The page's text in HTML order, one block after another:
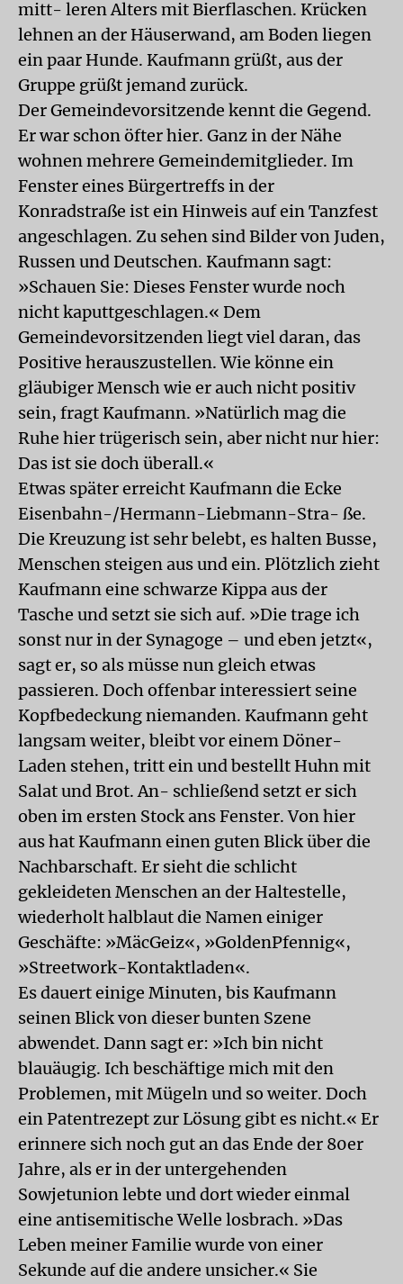
mitt- leren Alters mit Bierflaschen. Krücken
lehnen an der Häuserwand, am Boden liegen
ein paar Hunde. Kaufmann grüßt, aus der
Gruppe grüßt jemand zurück.
Der Gemeindevorsitzende kennt die Gegend.
Er war schon öfter hier. Ganz in der Nähe
wohnen mehrere Gemeindemitglieder. Im
Fenster eines Bürgertreffs in der
Konradstraße ist ein Hinweis auf ein Tanzfest
angeschlagen. Zu sehen sind Bilder von Juden,
Russen und Deutschen. Kaufmann sagt:
»Schauen Sie: Dieses Fenster wurde noch
nicht kaputtgeschlagen.« Dem
Gemeindevorsitzenden liegt viel daran, das
Positive herauszustellen. Wie könne ein
gläubiger Mensch wie er auch nicht positiv
sein, fragt Kaufmann. »Natürlich mag die
Ruhe hier trügerisch sein, aber nicht nur hier:
Das ist sie doch überall.«
Etwas später erreicht Kaufmann die Ecke
Eisenbahn-/Hermann-Liebmann-Stra- ße.
Die Kreuzung ist sehr belebt, es halten Busse,
Menschen steigen aus und ein. Plötzlich zieht
Kaufmann eine schwarze Kippa aus der
Tasche und setzt sie sich auf. »Die trage ich
sonst nur in der Synagoge – und eben jetzt«,
sagt er, so als müsse nun gleich etwas
passieren. Doch offenbar interessiert seine
Kopfbedeckung niemanden. Kaufmann geht
langsam weiter, bleibt vor einem Döner-
Laden stehen, tritt ein und bestellt Huhn mit
Salat und Brot. An- schließend setzt er sich
oben im ersten Stock ans Fenster. Von hier
aus hat Kaufmann einen guten Blick über die
Nachbarschaft. Er sieht die schlicht
gekleideten Menschen an der Haltestelle,
wiederholt halblaut die Namen einiger
Geschäfte: »MäcGeiz«, »GoldenPfennig«,
»Streetwork-Kontaktladen«.
Es dauert einige Minuten, bis Kaufmann
seinen Blick von dieser bunten Szene
abwendet. Dann sagt er: »Ich bin nicht
blauäugig. Ich beschäftige mich mit den
Problemen, mit Mügeln und so weiter. Doch
ein Patentrezept zur Lösung gibt es nicht.« Er
erinnere sich noch gut an das Ende der 80er
Jahre, als er in der untergehenden
Sowjetunion lebte und dort wieder einmal
eine antisemitische Welle losbrach. »Das
Leben meiner Familie wurde von einer
Sekunde auf die andere unsicher.« Sie